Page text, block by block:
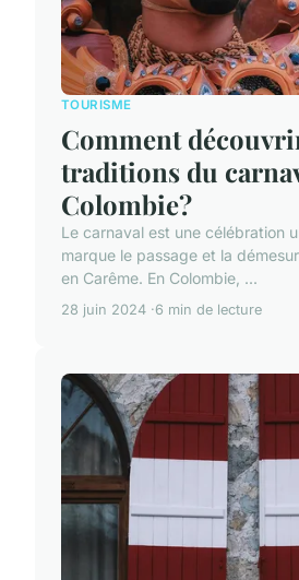
TOURISME
Comment
traditions du
Colombie?
Le carnaval est une célébration
marque le passage et la
en Carême. En Colombie, ...
28 juin 2024 6 min de lecture